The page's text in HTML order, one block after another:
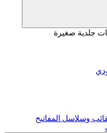
جلدية صغيرة
وسلاسل المفاتيح